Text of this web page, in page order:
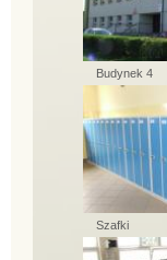
Budynek 4
Szafki